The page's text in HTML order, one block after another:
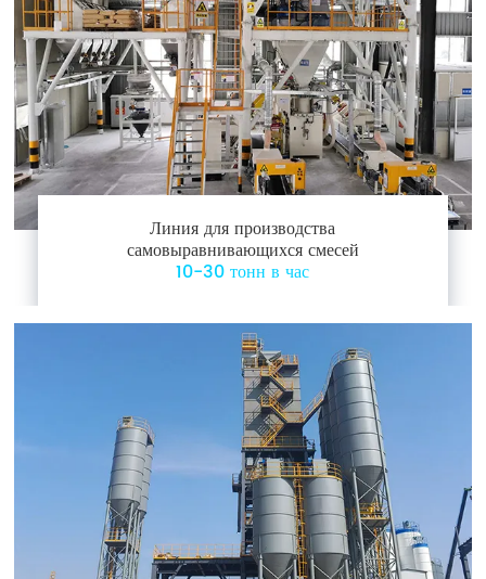
Линия для производства
самовыравнивающихся смесей
10-30 тонн в час